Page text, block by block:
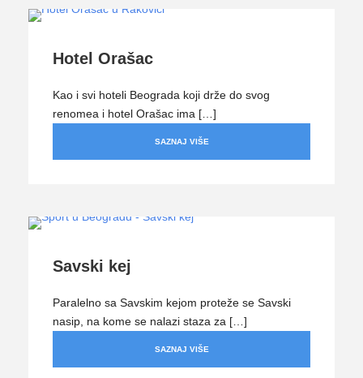
Hotel Orašac
Kao i svi hoteli Beograda koji drže do svog
renomea i hotel Orašac ima […]
SAZNAJ VIŠE
Savski kej
Paralelno sa Savskim kejom proteže se Savski
nasip, na kome se nalazi staza za […]
SAZNAJ VIŠE